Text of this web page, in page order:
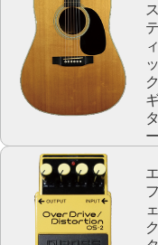
ス
テ
ク
タ
ー
エ
フ
ェ
ク